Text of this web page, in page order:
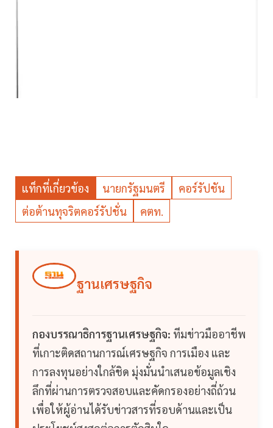
แท็กที่เกี่ยวข้อง นายกรัฐมนตรี
คอร์รัปชัน
ต่อต้านทุจริตคอร์รัปชั่น
คตท.
ฐานเศรษฐกิจ
กองบรรณาธิการฐานเศรษฐกิจ: ทีมข่าวมืออาชีพ
ที่เกาะติดสถานการณ์เศรษฐกิจ การเมือง และ
การลงทุนอย่างใกล้ชิด มุ่งมั่นนำเสนอข้อมูลเชิง
ลึกที่ผ่านการตรวจสอบและคัดกรองอย่างถี่ถ้วน
เพื่อให้ผู้อ่านได้รับข่าวสารที่รอบด้านและเป็น